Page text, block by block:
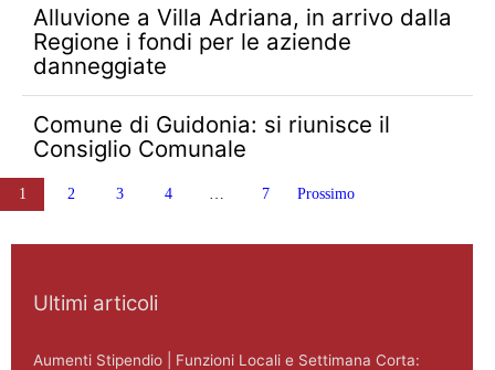
Alluvione a Villa Adriana, in arrivo dalla
Regione i fondi per le aziende
danneggiate
Comune di Guidonia: si riunisce il
Consiglio Comunale
Paginazione degli articoli
1 2 3 4 … 7 Prossimo
Ultimi articoli
Aumenti Stipendio | Funzioni Locali e Settimana Corta: